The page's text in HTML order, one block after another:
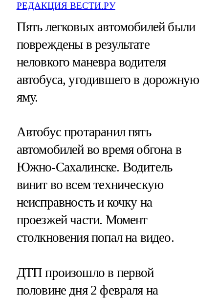
РЕДАКЦИЯ ВЕСТИ.РУ
Пять легковых автомобилей были
повреждены в результате
неловкого маневра водителя
автобуса, угодившего в дорожную
яму.
Автобус протаранил пять
автомобилей во время обгона в
Южно-Сахалинске. Водитель
винит во всем техническую
неисправность и кочку на
проезжей части. Момент
столкновения попал на видео.
ДТП произошло в первой
половине дня 2 февраля на